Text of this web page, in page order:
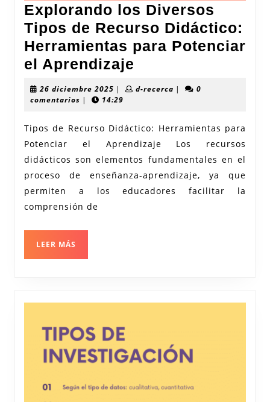
Explorando los Diversos
Tipos de Recurso Didáctico:
Herramientas para Potenciar
el Aprendizaje
Diversos
de
Recurso
Didáctico:
Herramientas
26 diciembre 2025 26
diciembre
| d-recercad-|
0
comentarios | 14:29
Tipos de Recurso Didáctico: Herramientas para
Potenciar el Aprendizaje Los recursos
didácticos son elementos fundamentales en el
proceso de enseñanza-aprendizaje, ya que
permiten a los educadores facilitar la
comprensión de
LEER MÁS